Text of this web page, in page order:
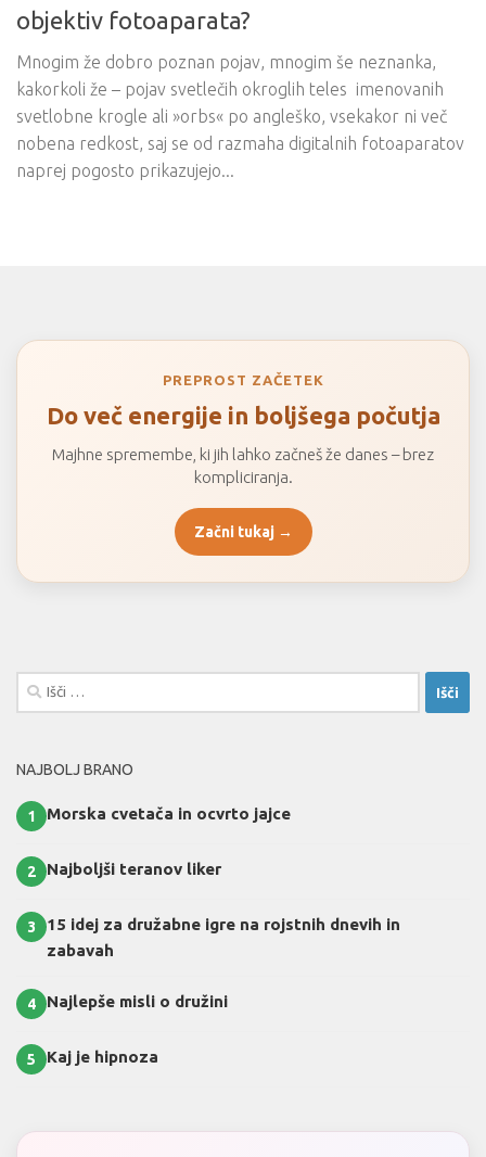
objektiv fotoaparata?
Mnogim že dobro poznan pojav, mnogim še neznanka,
kakorkoli že – pojav svetlečih okroglih teles imenovanih
svetlobne krogle ali »orbs« po angleško, vsekakor ni več
nobena redkost, saj se od razmaha digitalnih fotoaparatov
naprej pogosto prikazujejo...
PREPROST ZAČETEK
Do več energije in boljšega počutja
Majhne spremembe, ki jih lahko začneš že danes – brez
kompliciranja.
Začni tukaj →
Išči:
NAJBOLJ BRANO
1 Morska cvetača in ocvrto jajce
2 Najboljši teranov liker
3
15 idej za družabne igre na rojstnih dnevih in
zabavah
4 Najlepše misli o družini
5 Kaj je hipnoza